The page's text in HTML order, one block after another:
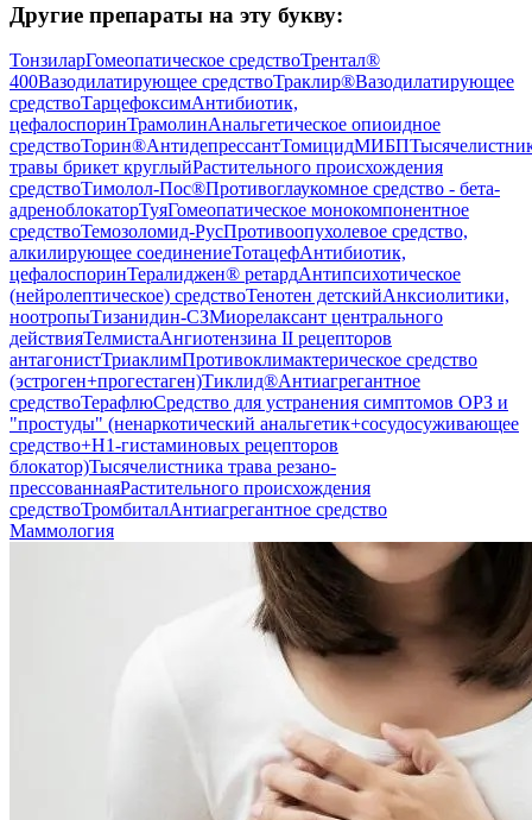
Другие препараты на эту букву:
ТонзиларГомеопатическое средствоТрентал®
400Вазодилатирующее средствоТраклир®Вазодилатирующее
средствоТарцефоксимАнтибиотик,
цефалоспоринТрамолинАнальгетическое опиоидное
средствоТорин®АнтидепрессантТомицидМИБП
травы брикет круглыйРастительного происхождения
средствоТимолол-Пос®Противоглаукомное средство - бета-
адреноблокаторТуяГомеопатическое монокомпонентное
средствоТемозоломид-РусПротивоопухолевое средство,
алкилирующее соединениеТотацефАнтибиотик,
цефалоспоринТералиджен® ретардАнтипсихотическое
(нейролептическое) средствоТенотен детскийАнксиолитики,
ноотропыТизанидин-СЗМиорелаксант центрального
действияТелмистаАнгиотензина II рецепторов
антагонистТриаклимПротивоклимактерическое средство
(эстроген+прогестаген)Тиклид®Антиагрегантное
средствоТерафлюСредство для устранения симптомов ОРЗ и
"простуды" (ненаркотический анальгетик+сосудосуживающее
средство+H1-гистаминовых рецепторов
блокатор)Тысячелистника трава резано-
прессованнаяРастительного происхождения
средствоТромбиталАнтиагрегантное средство
Маммология